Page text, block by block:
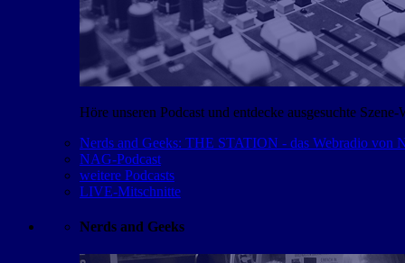
Höre unseren Podcast und entdecke ausgesuchte Szene-
Nerds and Geeks: THE STATION - das Webradio von
NAG-Podcast
weitere Podcasts
LIVE-Mitschnitte
Nerds and Geeks